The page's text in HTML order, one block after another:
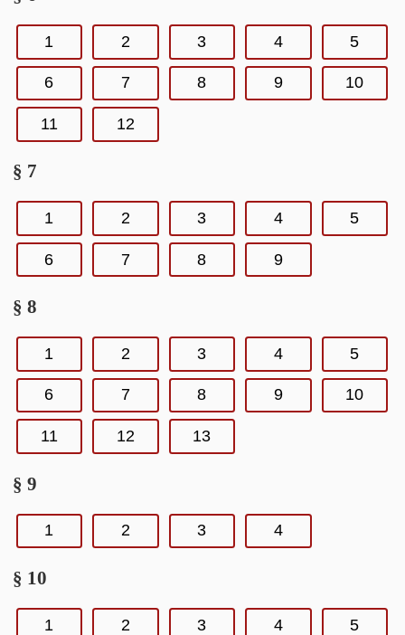
1 2 3 4 5
6 7 8 9 10
11 12
§ 7
1 2 3 4 5
6 7 8 9
§ 8
1 2 3 4 5
6 7 8 9 10
11 12 13
§ 9
1 2 3 4
§ 10
1 2 3 4 5